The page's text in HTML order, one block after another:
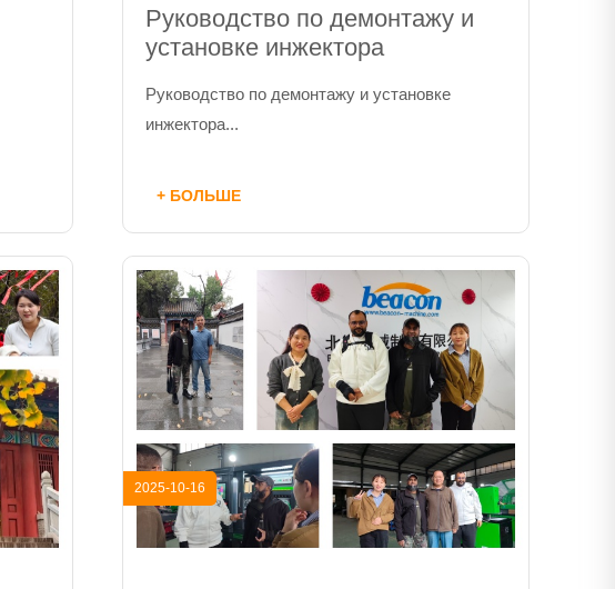
Руководство по демонтажу и
установке инжектора
Руководство по демонтажу и установке
инжектора...
+ БОЛЬШЕ
2025-10-16